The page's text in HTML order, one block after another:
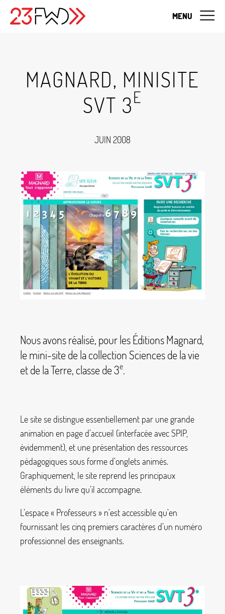
MENU
MAGNARD, MINISITE
SVT 3E
JUIN 2008
Nous avons réalisé, pour les Éditions Magnard,
le mini-site de la collection Sciences de la vie
et de la Terre, classe de 3e.
Le site se distingue essentiellement par une grande
animation en page d’accueil (interfacée avec SPIP,
évidemment), et une présentation des ressources
pédagogiques sous forme d’onglets animés.
Graphiquement, le site reprend les principaux
éléments du livre qu’il accompagne.
L’espace « Professeurs» n’est accessible qu’en
fournissant les cinq premiers caractères d’un numéro
professionnel des enseignants.